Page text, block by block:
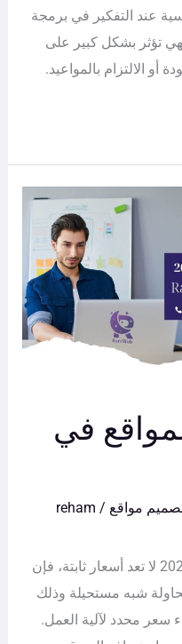
عند التفكير في برمجة
تؤثر بشكل كبير على
الالتزام بالمواعيد.
في
مواقع /
reham
أسعار تصميم المواقع في سوريا 2024 لا تعد أسعار ثابتة، فإن
شبه مستحيلة وذلك
محدد لآلية العمل.